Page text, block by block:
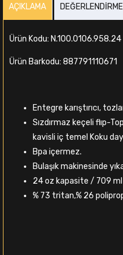
AÇIKLAMA
Ürün Kodu: N.100.0106.958.24
Ürün Barkodu: 887791110671
Entegre karıştırıcı,
Sızdırmaz keçeli flıp-
kavisli iç temel Koku
Bpa içermez.
Bulaşık makinesinde
24 oz kapasite / 709 ml
% 73 tritan,% 26